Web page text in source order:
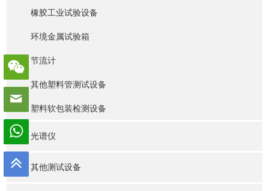
橡胶工业试验设备
环境金属试验箱
节流计
其他塑料管测试设备
塑料软包装检测设备
光谱仪
其他测试设备